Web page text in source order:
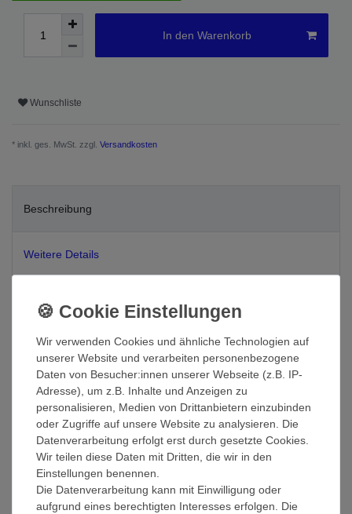
In den Warenkorb
Wunschliste
* inkl. ges. MwSt. zzgl. Versandkosten
Beschreibung
Weitere Details
EU-Verantwortlicher
Hersteller
Die Badematten von Julie Julsen® gibt es in 4 Grössen und
vielen modernen Farben
Die Badematten sind sehr weich und saugstark. Da sie auch sehr
schnell trocknen kann man sie nur als erstklassig bezeichnen –
ein Muss für jedes Bad. Die Frottierwäsche besticht durch
höchste Langlebigkeit. Die Badenatten sindwaschbar bis 95 °C
(Buntwäsche bis 60 °C und Weißwäsche bis 95 °C
).
Wir verwenden Cookies und ähnliche Technologien auf
unserer Website und verarbeiten personenbezogene
Daten von Besucher:innen unserer Webseite (z.B. IP-
Adresse), um z.B. Inhalte und Anzeigen zu
personalisieren, Medien von Drittanbietern einzubinden
oder Zugriffe auf unsere Website zu analysieren. Die
Datenverarbeitung erfolgt erst durch gesetzte Cookies.
Wir teilen diese Daten mit Dritten, die wir in den
Einstellungen benennen.
Die Datenverarbeitung kann mit Einwilligung oder
aufgrund eines berechtigten Interesses erfolgen. Die